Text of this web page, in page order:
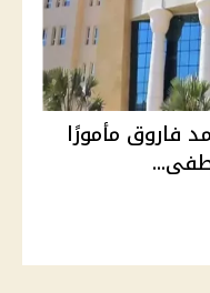
فاروق مأمورًا